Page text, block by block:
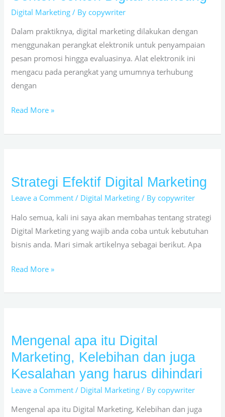
Digital Marketing / By copywriter
Dalam praktiknya, digital marketing dilakukan dengan
menggunakan perangkat elektronik untuk penyampaian
pesan promosi hingga evaluasinya. Alat elektronik ini
mengacu pada perangkat yang umumnya terhubung
dengan
contoh
Marketing
Read More »
Strategi Efektif Digital Marketing
Leave a Comment / Digital Marketing / By copywriter
Halo semua, kali ini saya akan membahas tentang strategi
Digital Marketing yang wajib anda coba untuk kebutuhan
bisnis anda. Mari simak artikelnya sebagai berikut. Apa
Strategi
Efektif
Marketing
Read More »
Mengenal apa itu Digital
Marketing, Kelebihan dan juga
Kesalahan yang harus dihindari
Leave a Comment / Digital Marketing / By copywriter
Mengenal apa itu Digital Marketing, Kelebihan dan juga
Mengenal
apa
Digital
Marketing,
Kelebihan